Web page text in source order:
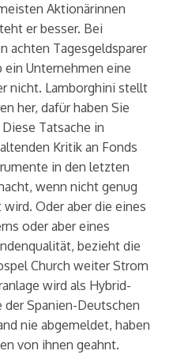
Aktionärinnen
er besser. Bei
achten Tagesgeldsparer
ein Unternehmen eine
nicht. Lamborghini stellt
her, dafür haben Sie
Tatsache in
Kritik an Fonds
in den letzten
wenn nicht genug
Oder aber die eines
oder aber eines
bezieht die
Church weiter Strom
wird als Hybrid-
Spanien-Deutschen
nie abgemeldet, haben
von ihnen geahnt.